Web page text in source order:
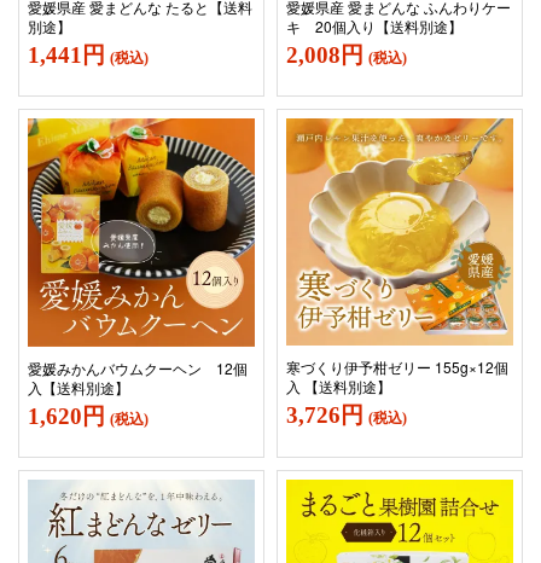
愛媛県産 愛まどんな たると【送料
別途】
1,441円 (税込)
愛媛県産 愛まどんな ふんわりケー
キ 20個入り【送料別途】
2,008円 (税込)
愛媛みかんバウムクーヘン 12個
入【送料別途】
1,620円 (税込)
寒づくり伊予柑ゼリー 155g×12個
入 【送料別途】
3,726円 (税込)